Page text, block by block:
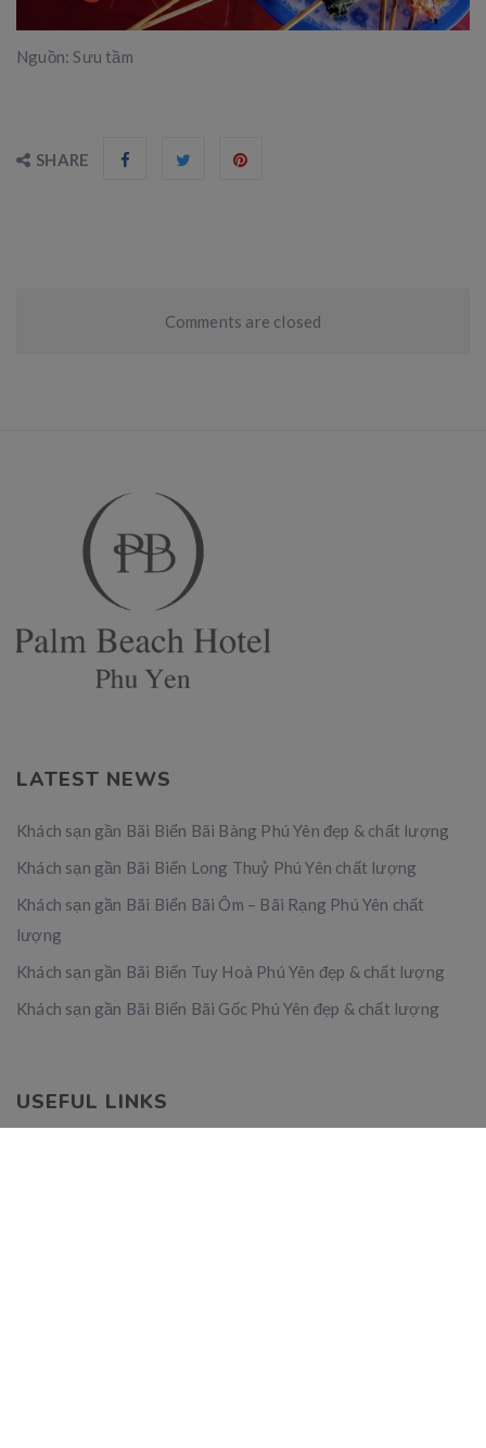
Nguồn: Sưu tầm
SHARE
Comments are closed
LATEST NEWS
Khách sạn gần Bãi Biển Bãi Bàng Phú Yên đẹp & chất lượng
Khách sạn gần Bãi Biển Long Thuỷ Phú Yên chất lượng
Khách sạn gần Bãi Biển Bãi Ôm – Bãi Rạng Phú Yên chất
lượng
Khách sạn gần Bãi Biển Tuy Hoà Phú Yên đẹp & chất lượng
Khách sạn gần Bãi Biển Bãi Gốc Phú Yên đẹp & chất lượng
USEFUL LINKS